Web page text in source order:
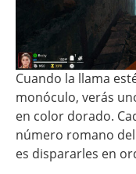
Cuando la llama
monóculo, verás
en color dorado.
número romano
es dispararles en